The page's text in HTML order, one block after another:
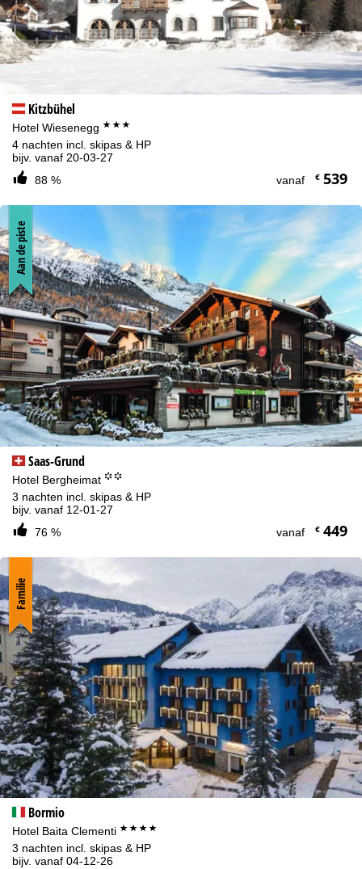
Kitzbühel
Hotel Wiesenegg ***
4 nachten incl. skipas & HP
bijv. vanaf 20-03-27
88 %
vanaf €539
Saas-Grund
Hotel Bergheimat °°
3 nachten incl. skipas & HP
bijv. vanaf 12-01-27
76 %
vanaf €449
Aan de piste
Bormio
Hotel Baita Clementi ****
3 nachten incl. skipas & HP
bijv. vanaf 04-12-26
Familie